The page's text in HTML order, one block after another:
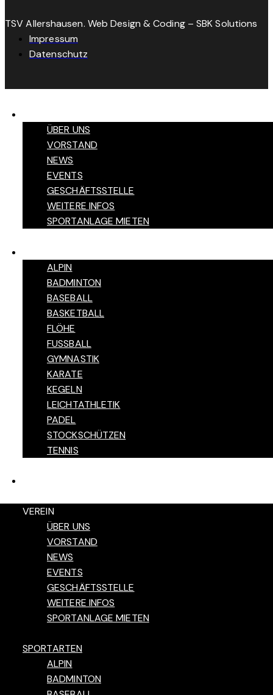
TSV Allershausen. Web Design & Coding – SBK Solutions
Impressum
Datenschutz
ÜBER UNS
VORSTAND
NEWS
EVENTS
GESCHÄFTSSTELLE
WEITERE INFOS
SPORTANLAGE MIETEN
ALPIN
BADMINTON
BASEBALL
BASKETBALL
FLÖHE
FUSSBALL
GYMNASTIK
KARATE
KEGELN
LEICHTATHLETIK
PADEL
STOCKSCHÜTZEN
TENNIS
VEREIN
ÜBER UNS
VORSTAND
NEWS
EVENTS
GESCHÄFTSSTELLE
WEITERE INFOS
SPORTANLAGE MIETEN
SPORTARTEN
ALPIN
BADMINTON